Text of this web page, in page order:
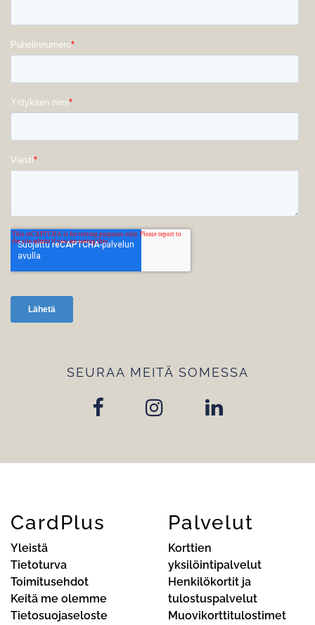
SEURAA MEITÄ SOMESSA
CardPlus
Yleistä
Tietoturva
Toimitusehdot
Keitä me olemme
Tietosuojaseloste
Palvelut
Korttien
yksilöintipalvelut
Henkilökortit ja
tulostuspalvelut
Muovikorttitulostimet